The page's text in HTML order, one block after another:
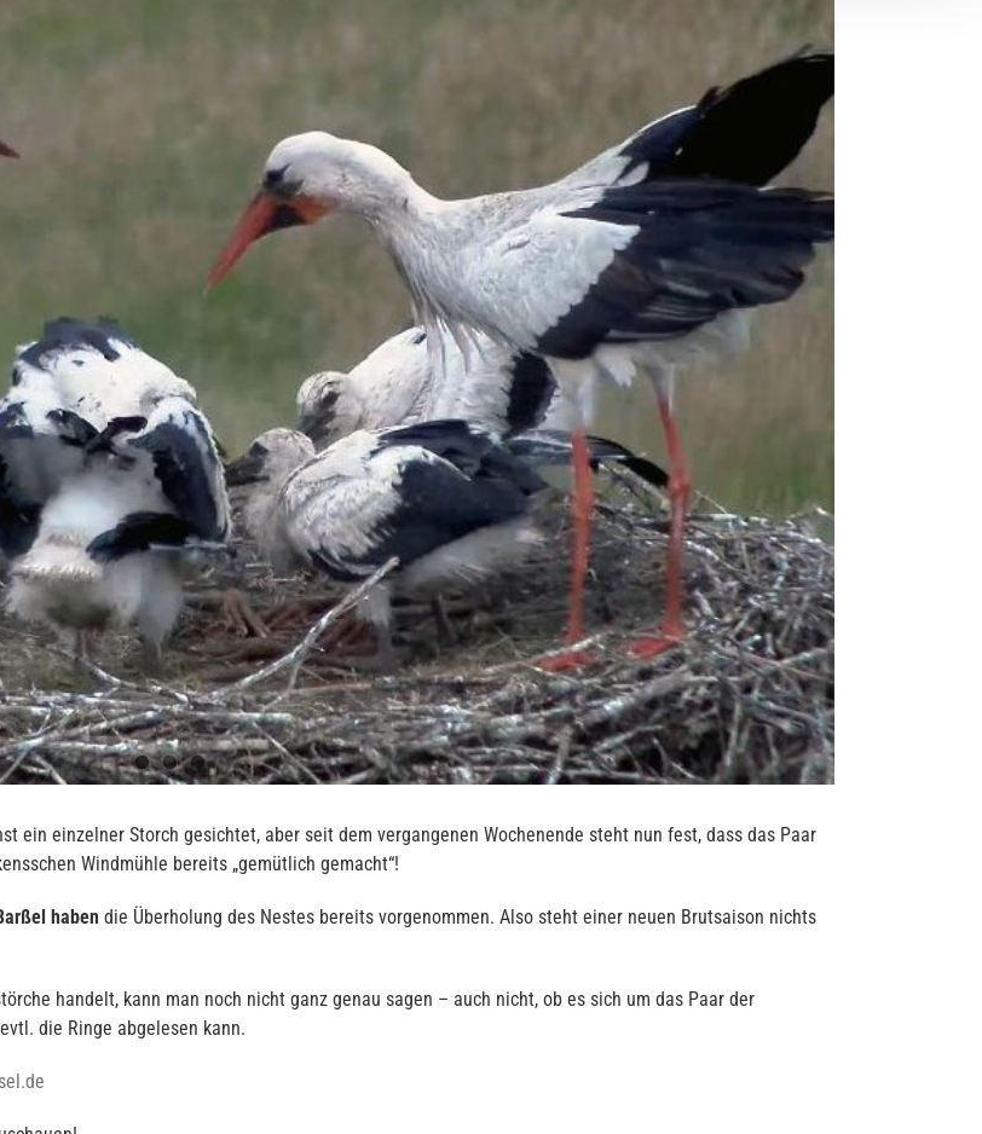
ein einzelner Storch gesichtet, aber seit dem vergangenen Wochenende steht nun fest, dass das Paar
Windmühle bereits „gemütlich gemacht“!
haben die Überholung des Nestes bereits vorgenommen. Also steht einer neuen Brutsaison nichts
handelt, kann man noch nicht ganz genau sagen – auch nicht, ob es sich um das Paar der
die Ringe abgelesen kann.